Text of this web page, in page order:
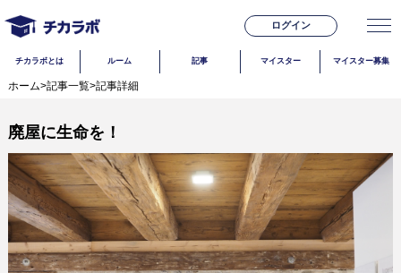
ログイン
チカラボとは ルーム 記事 マイスター マイスター募集
ホーム>記事一覧>記事詳細
廃屋に生命を！